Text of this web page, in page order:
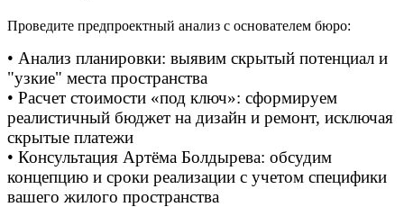
Проведите предпроектный анализ с основателем бюро:
• Анализ планировки: выявим скрытый потенциал и
"узкие" места пространства
• Расчет стоимости «под ключ»: сформируем
реалистичный бюджет на дизайн и ремонт, исключая
скрытые платежи
• Консультация Артёма Болдырева: обсудим
концепцию и сроки реализации с учетом специфики
вашего жилого пространства